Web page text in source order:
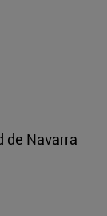
de Navarra